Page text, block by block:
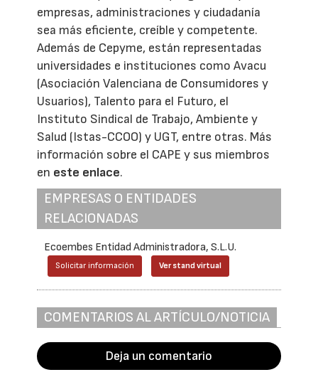
empresas, administraciones y ciudadanía
sea más eficiente, creíble y competente.
Además de Cepyme, están representadas
universidades e instituciones como Avacu
(Asociación Valenciana de Consumidores y
Usuarios), Talento para el Futuro, el
Instituto Sindical de Trabajo, Ambiente y
Salud (Istas-CCOO) y UGT, entre otras. Más
información sobre el CAPE y sus miembros
en este enlace.
EMPRESAS O ENTIDADES
RELACIONADAS
Ecoembes Entidad Administradora, S.L.U.
Solicitar información Ver stand virtual
COMENTARIOS AL ARTÍCULO/NOTICIA
Deja un comentario